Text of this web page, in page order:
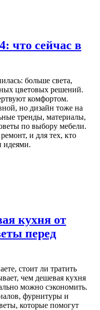
что сейчас в
больше света,
цветовых решений.
комфортом.
но дизайн тоже на
тренды, материалы,
по выбору мебели.
и для тех, кто
идеями.
кухня от
перед
стоит ли тратить
чем дешевая кухня
можно сэкономить.
фурнитуры и
которые помогут